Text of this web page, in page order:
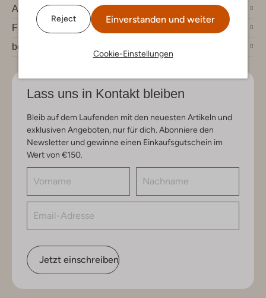
Reject Einverstanden und weiter
Cookie-Einstellungen
Account
Fashion News
bei Omoda
Lass uns in Kontakt bleiben
Bleib auf dem Laufenden mit den neuesten Artikeln und
exklusiven Angeboten, nur für dich. Abonniere den
Newsletter und gewinne einen Einkaufsgutschein im
Wert von €150.
Jetzt einschreiben